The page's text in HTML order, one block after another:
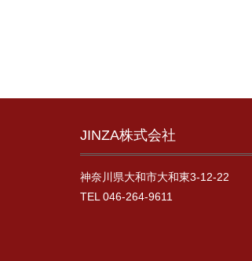
JINZA株式会社
神奈川県大和市大和東3-12-22
TEL 046-264-9611